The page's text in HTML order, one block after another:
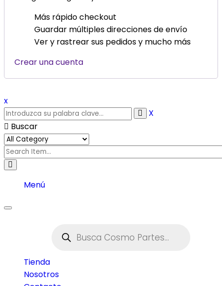
Más rápido checkout
Guardar múltiples direcciones de envío
Ver y rastrear sus pedidos y mucho más
Crear una cuenta
x
X
Buscar
Menú
Toggle
Tienda
Nosotros